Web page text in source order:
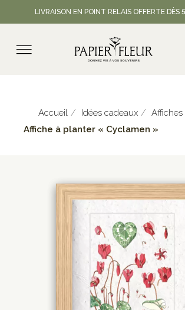
LIVRAISON EN POINT RELAIS OFFERTE DÈS
Accueil Idées cadeaux
Affiche à planter « Cyclamen »